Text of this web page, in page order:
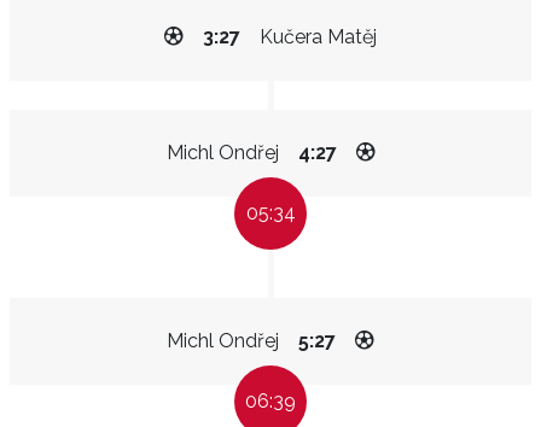
Kučera Matěj
3:27
Michl Ondřej 4:27
05:34
Michl Ondřej 5:27
06:39